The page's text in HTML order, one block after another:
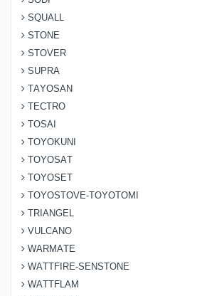
SQUALL
STONE
STOVER
SUPRA
TAYOSAN
TECTRO
TOSAI
TOYOKUNI
TOYOSAT
TOYOSET
TOYOSTOVE-TOYOTOMI
TRIANGEL
VULCANO
WARMATE
WATTFIRE-SENSTONE
WATTFLAM